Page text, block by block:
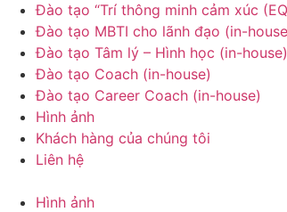
Đào tạo “Trí thông minh cảm xúc
Đào tạo MBTI cho lãnh đạo (in-
Đào tạo Tâm lý – Hình học (in-house)
Đào tạo Coach (in-house)
Đào tạo Career Coach (in-house)
Hình ảnh
Khách hàng của chúng tôi
Liên hệ
Hình ảnh